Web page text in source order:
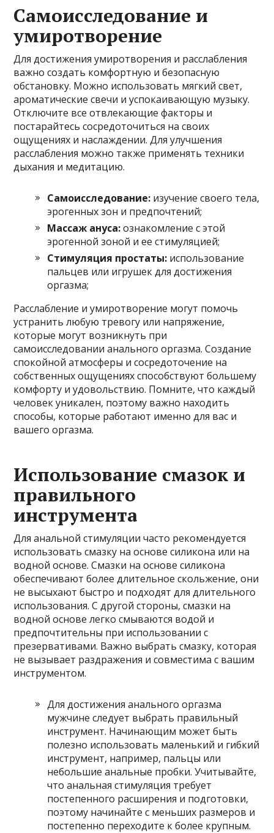
Самоисследование и
умиротворение
Для достижения умиротворения и расслабления
важно создать комфортную и безопасную
обстановку. Можно использовать мягкий свет,
ароматические свечи и успокаивающую музыку.
Отключите все отвлекающие факторы и
постарайтесь сосредоточиться на своих
ощущениях и наслаждении. Для улучшения
расслабления можно также применять техники
дыхания и медитацию.
Самоисследование: изучение своего тела,
эрогенных зон и предпочтений;
Массаж ануса:ознакомление с этой
эрогенной зоной и ее стимуляцией;
Стимуляция простаты: использование
пальцев или игрушек для достижения
оргазма;
Расслабление и умиротворение могут помочь
устранить любую тревогу или напряжение,
которые могут возникнуть при
самоисследовании анального оргазма. Создание
спокойной атмосферы и сосредоточение на
собственных ощущениях способствуют большему
комфорту и удовольствию. Помните, что каждый
человек уникален, поэтому важно находить
способы, которые работают именно для вас и
вашего оргазма.
Использование смазок и
правильного
инструмента
Для анальной стимуляции часто рекомендуется
использовать смазку на основе силикона или на
водной основе. Смазки на основе силикона
обеспечивают более длительное скольжение, они
не высыхают быстро и подходят для длительного
использования. С другой стороны, смазки на
водной основе легко смываются водой и
предпочтительны при использовании с
презервативами. Важно выбрать смазку, которая
не вызывает раздражения и совместима с вашим
инструментом.
Для достижения анального оргазма
мужчине следует выбрать правильный
инструмент. Начинающим может быть
полезно использовать маленький и гибкий
инструмент, например, пальцы или
небольшие анальные пробки. Учитывайте,
что анальная стимуляция требует
постепенного расширения и подготовки,
поэтому начинайте с меньших размеров и
постепенно переходите к более крупным.